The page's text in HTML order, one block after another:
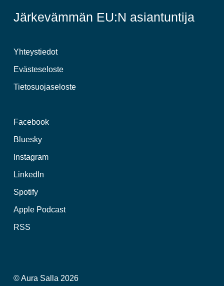
Järkevämmän EU:N asiantuntija
Yhteystiedot
Evästeseloste
Tietosuojaseloste
Facebook
Bluesky
Instagram
LinkedIn
Spotify
Apple Podcast
RSS
© Aura Salla 2026